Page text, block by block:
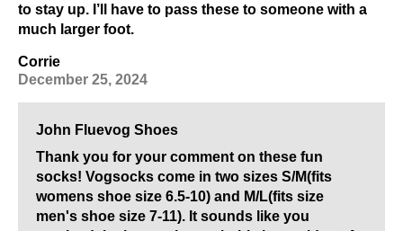
to stay up. I’ll have to pass these to someone with a
much larger foot.
Corrie
December 25, 2024
John Fluevog Shoes
Thank you for your comment on these fun
socks! Vogsocks come in two sizes S/M(fits
womens shoe size 6.5-10) and M/L(fits size
men's shoe size 7-11). It sounds like you